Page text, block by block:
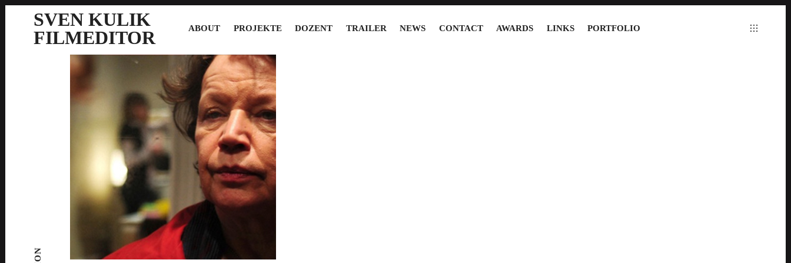
SVEN KULIK
FILMEDITOR
ABOUT PROJEKTE DOZENT TRAILER NEWS CONTACT AWARDS LINKS PORTFOLIO